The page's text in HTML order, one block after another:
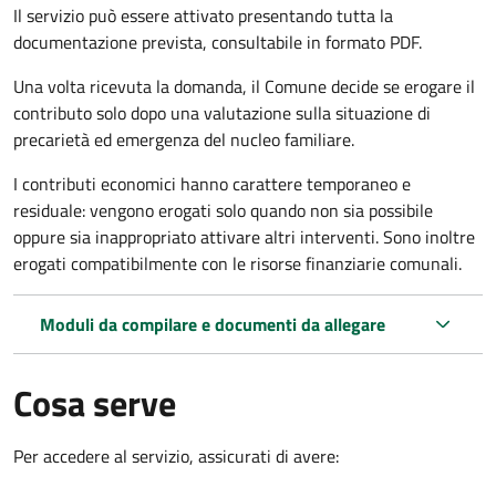
Il servizio può essere attivato presentando tutta la
documentazione prevista, consultabile in formato PDF.
Una volta ricevuta la domanda, il Comune decide se erogare il
contributo solo dopo una valutazione sulla situazione di
precarietà ed emergenza del nucleo familiare.
I contributi economici hanno carattere temporaneo e
residuale: vengono erogati solo quando non sia possibile
oppure sia inappropriato attivare altri interventi. Sono inoltre
erogati compatibilmente con le risorse finanziarie comunali.
Moduli da compilare e documenti da allegare
Cosa serve
Per accedere al servizio, assicurati di avere: